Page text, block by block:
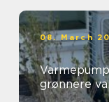
08. March
grønnere